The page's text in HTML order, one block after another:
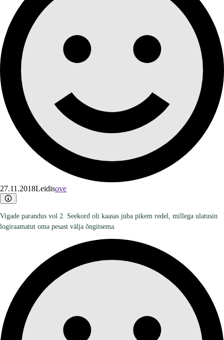
27.11.2018Leidisove
Vigade parandus vol 2. Seekord oli kaasas juba pikem redel, millega ulatusin
logiraamatut oma pesast välja õngitsema.